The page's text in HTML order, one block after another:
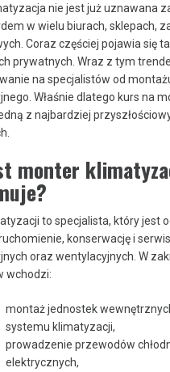
nie jest już uznawana
w wielu biurach, sklepach,
Coraz częściej pojawia się
prywatnych. Wraz z tym
na specjalistów od
Właśnie dlatego kurs na
z najbardziej
monter
to specjalista, który jest
konserwację i
oraz wentylacyjnych. W
wchodzi:
montaż jednostek
systemu klimatyzacji,
prowadzenie przewodów
elektrycznych,